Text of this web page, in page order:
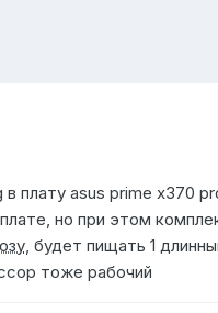
плату asus prime x370
но при этом
озу, будет пищать 1
тоже рабочий